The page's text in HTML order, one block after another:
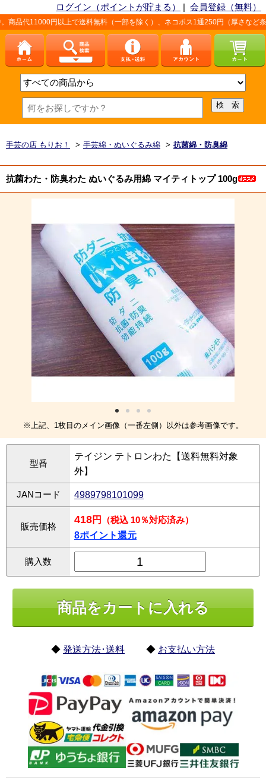
ログイン（ポイントが貯まる） | 会員登録（無料）
上で送料無料（一部を除く）、ネコポス1通250円（厚さなど条件あり）。詳
手芸の店 もりお！ > 手芸綿・ぬいぐるみ綿 > 抗菌綿・防臭綿
抗菌わた・防臭わた ぬいぐるみ用綿 マイティトップ 100g
※上記、1枚目のメイン画像（一番左側）以外は参考画像です。
型番
テイジン テトロンわた【送料無料対象
外】
JANコード 4989798101099
販売価格
418円
（税込 10％対応済み）
8ポイント還元
購入数
◆ 発送方法･送料 ◆ お支払い方法